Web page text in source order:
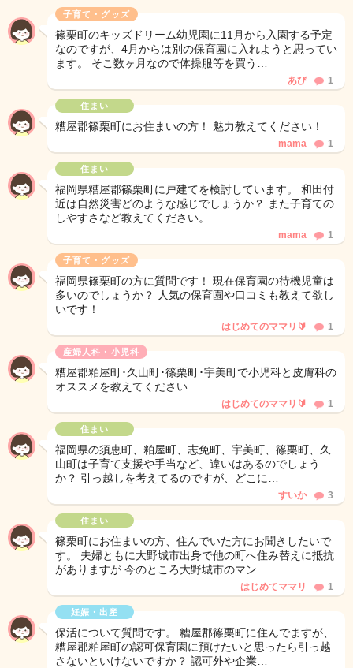
子育て・グッズ
篠栗町のキッズドリーム幼児園に11月から入園する予定
なのですが、4月からは別の保育園に入れようと思ってい
ます。 そこ数ヶ月なので体操服等を買う…
あび 1
住まい
糟屋郡篠栗町にお住まいの方！ 魅力教えてください！
mama 1
住まい
福岡県糟屋郡篠栗町に戸建てを検討しています。 和田付
近は自然災害どのような感じでしょうか？ また子育ての
しやすさなど教えてください。
mama 1
子育て・グッズ
福岡県篠栗町の方に質問です！ 現在保育園の待機児童は
多いのでしょうか？ 人気の保育園や口コミも教えて欲し
いです！
はじめてのママリ🔰 1
産婦人科・小児科
糟屋郡粕屋町･久山町･篠栗町･宇美町で小児科と皮膚科の
オススメを教えてください
はじめてのママリ🔰 1
住まい
福岡県の須恵町、粕屋町、志免町、宇美町、篠栗町、久
山町は子育て支援や手当など、違いはあるのでしょう
か？ 引っ越しを考えてるのですが、どこに…
すいか 3
住まい
篠栗町にお住まいの方、住んでいた方にお聞きしたいで
す。 夫婦ともに大野城市出身で他の町へ住み替えに抵抗
がありますが 今のところ大野城市のマン…
はじめてママリ 1
妊娠・出産
保活について質問です。 糟屋郡篠栗町に住んでますが、
糟屋郡粕屋町の認可保育園に預けたいと思ったら引っ越
さないといけないですか？ 認可外や企業…